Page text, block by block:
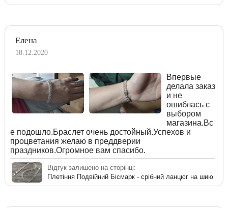
Елена
18.12.2020
Впервые
делала заказ
и не
ошиблась с
выбором
магазина.Вс
е подошло.Браслет очень достойный.Успехов и
процветания желаю в преддверии
праздников.Огромное вам спасибо.
Відгук залишено на сторінці:
Плетіння Подвійний Бісмарк - срібний ланцюг на шию